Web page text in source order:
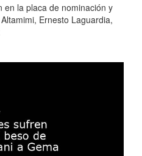
en la placa de nominación y
Ernesto Laguardia,